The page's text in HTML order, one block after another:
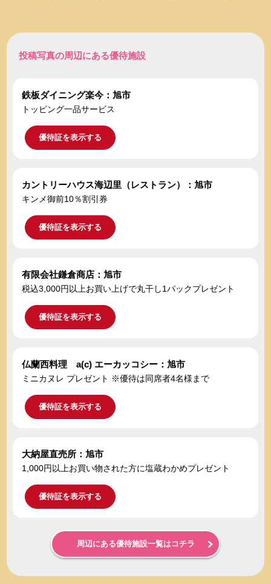
投稿写真の周辺にある優待施設
鉄板ダイニング楽今：旭市
トッピング一品サービス
優待証を表示する
カントリーハウス海辺里（レストラン）：旭市
キンメ御前10％割引券
優待証を表示する
有限会社鎌倉商店：旭市
税込3,000円以上お買い上げで丸干し1パックプレゼント
優待証を表示する
仏蘭西料理 a(c) エーカッコシー：旭市
ミニカヌレ プレゼント ※優待は同席者4名様まで
優待証を表示する
大納屋直売所：旭市
1,000円以上お買い物された方に塩蔵わかめプレゼント
優待証を表示する
周辺にある優待施設一覧はコチラ